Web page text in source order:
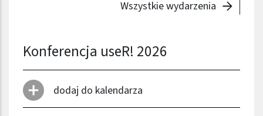
dodaj do kalendarza
Wszystkie wydarzenia
Konferencja useR! 2026